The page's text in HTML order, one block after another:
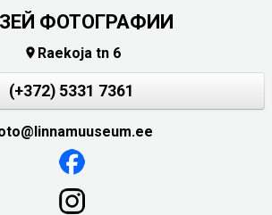
ФОТОГРАФИИ
 Raekoja tn 6
(+372) 5331 7361